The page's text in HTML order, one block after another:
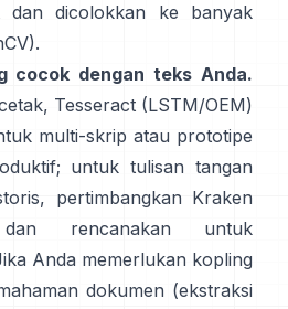
dan dicolokkan ke banyak
).
cocok dengan teks Anda.
Tesseract (LSTM/OEM)
multi-skrip atau prototipe
untuk tulisan tangan
pertimbangkan Kraken
dan rencanakan untuk
Anda memerlukan kopling
dokumen (ekstraksi